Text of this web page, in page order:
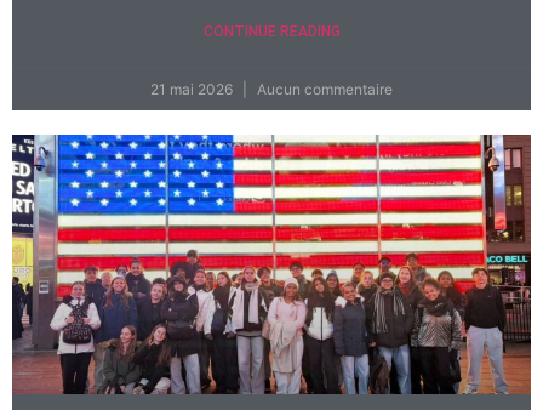
CONTINUE READING
21 mai 2026 Aucun commentaire